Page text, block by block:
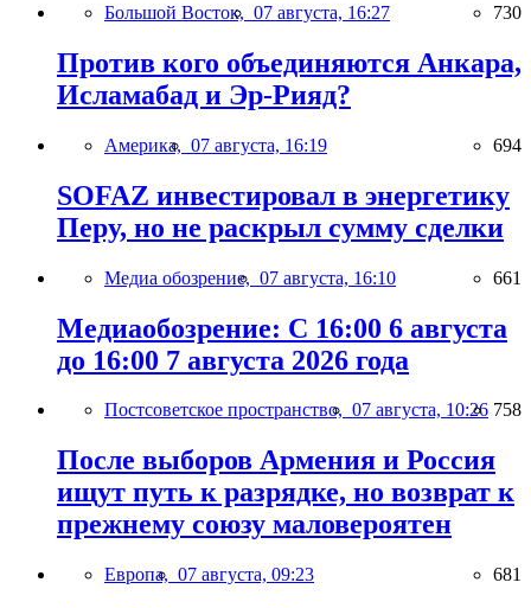
Большой Восток, 07 августа, 16:27 730
Против кого объединяются Анкара,
Исламабад и Эр-Рияд?
Америка, 07 августа, 16:19 694
SOFAZ инвестировал в энергетику
Перу, но не раскрыл сумму сделки
Медиа обозрение, 07 августа, 16:10 661
Медиаобозрение: С 16:00 6 августа
до 16:00 7 августа 2026 года
Постсоветское пространство, 07 августа, 10:26 758
После выборов Армения и Россия
ищут путь к разрядке, но возврат к
прежнему союзу маловероятен
Европа, 07 августа, 09:23 681